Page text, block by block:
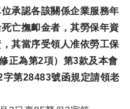
承認各該關係企業服務年
亡撫卹金者，其勞保年資
其當序受領人准依勞工保
正為第2項）第3款及本會
第28483號函規定請領老